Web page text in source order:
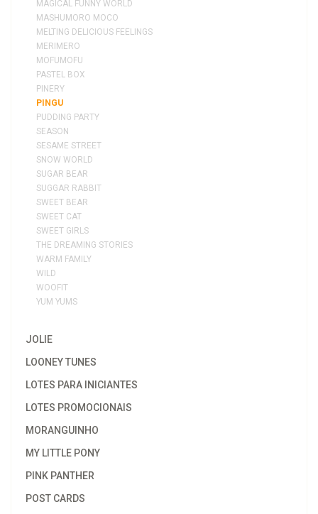
MAGICAL FUNNY WORLD
MASHUMORO MOCO
MELTING DELICIOUS FEELINGS
MERIMERO
MOFUMOFU
PASTEL BOX
PINERY
PINGU
PUDDING PARTY
SEASON
SESAME STREET
SNOW WORLD
SUGAR BEAR
SUGGAR RABBIT
SWEET BEAR
SWEET CAT
SWEET GIRLS
THE DREAMING STORIES
WARM FAMILY
WILD
WOOFIT
YUM YUMS
JOLIE
LOONEY TUNES
LOTES PARA INICIANTES
LOTES PROMOCIONAIS
MORANGUINHO
MY LITTLE PONY
PINK PANTHER
POST CARDS